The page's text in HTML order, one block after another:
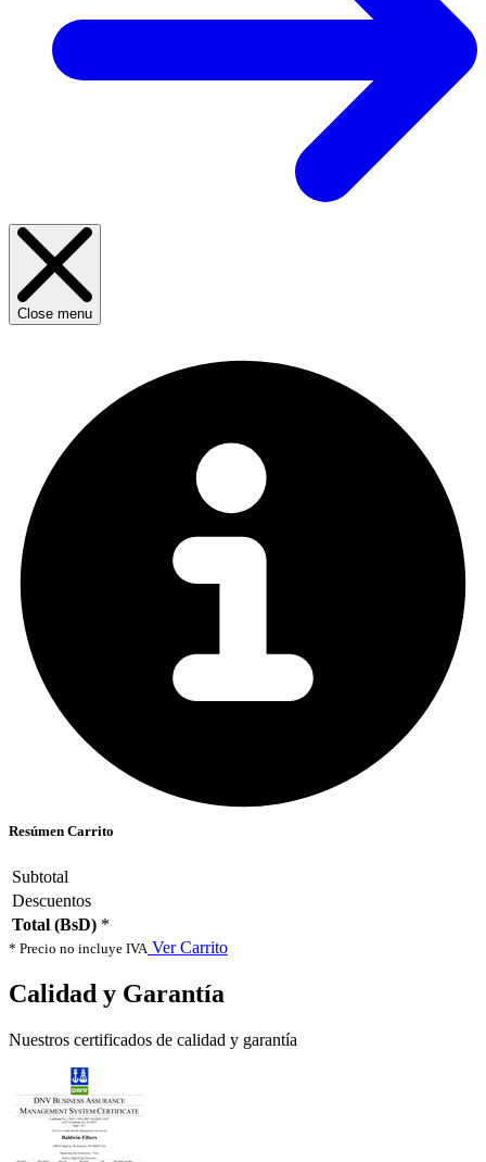
Close menu
Resúmen Carrito
Subtotal
Descuentos
Total (BsD) *
* Precio no incluye IVA Ver Carrito
Calidad y Garantía
Nuestros certificados de calidad y garantía